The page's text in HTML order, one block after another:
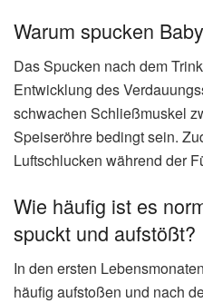
Warum spucken
Das Spucken nach dem
Entwicklung des
schwachen Schließmuskel
Speiseröhre bedingt sein.
Luftschlucken während der
Wie häufig ist es
spuckt und aufstößt?
In den ersten
häufig aufstoßen und nach